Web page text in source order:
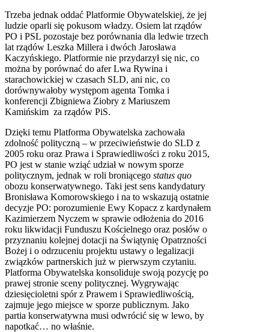
Trzeba jednak oddać Platformie Obywatelskiej, że jej
ludzie oparli się pokusom władzy. Osiem lat rządów
PO i PSL pozostaje bez porównania dla ledwie trzech
lat rządów Leszka Millera i dwóch Jarosława
Kaczyńskiego. Platformie nie przydarzył się nic, co
można by porównać do afer Lwa Rywina i
starachowickiej w czasach SLD, ani nic, co
dorównywałoby występom agenta Tomka i
konferencji Zbigniewa Ziobry z Mariuszem
Kamińskim za rządów PiS.
Dzięki temu Platforma Obywatelska zachowała
zdolność polityczną – w przeciwieństwie do SLD z
2005 roku oraz Prawa i Sprawiedliwości z roku 2015,
PO jest w stanie wziąć udział w nowym sporze
politycznym, jednak w roli broniącego status quo
obozu konserwatywnego. Taki jest sens kandydatury
Bronisława Komorowskiego i na to wskazują ostatnie
decyzje PO: porozumienie Ewy Kopacz z kardynałem
Kazimierzem Nyczem w sprawie odłożenia do 2016
roku likwidacji Funduszu Kościelnego oraz posłów o
przyznaniu kolejnej dotacji na Świątynię Opatrzności
Bożej i o odrzuceniu projektu ustawy o legalizacji
związków partnerskich już w pierwszym czytaniu.
Platforma Obywatelska konsoliduje swoją pozycję po
prawej stronie sceny politycznej. Wygrywając
dziesięcioletni spór z Prawem i Sprawiedliwością,
zajmuje jego miejsce w sporze publicznym. Jako
partia konserwatywna musi odwrócić się w lewo, by
napotkać… no właśnie.